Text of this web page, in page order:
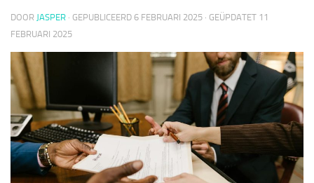
DOOR JASPER · GEPUBLICEERD 6 FEBRUARI 2025 · GEÜPDATET 11
FEBRUARI 2025